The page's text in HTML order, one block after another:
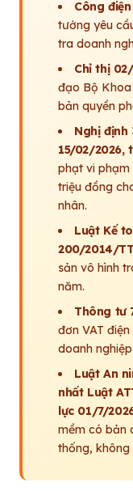
Công
tướng yêu
tra doanh
Chỉ thị
đạo Bộ Khoa
bản quyền
Nghị định
15/02/2026,
phạt vi phạm
triệu đồng
nhân.
Luật Kế
200/2014/
sản vô hình
năm.
Thông tư
đơn VAT
doanh
Luật An
nhất Luật
lực 01/7/
mềm có bản
thống,